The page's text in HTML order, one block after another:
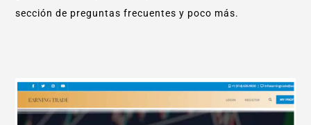
sección de preguntas frecuentes y poco más.